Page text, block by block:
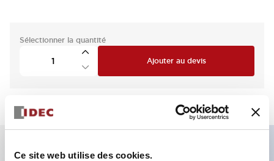
Ce site web utilise des cookies.
Sélectionner la quantité
Ajouter au devis